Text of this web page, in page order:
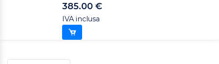
385.00 €
IVA inclusa